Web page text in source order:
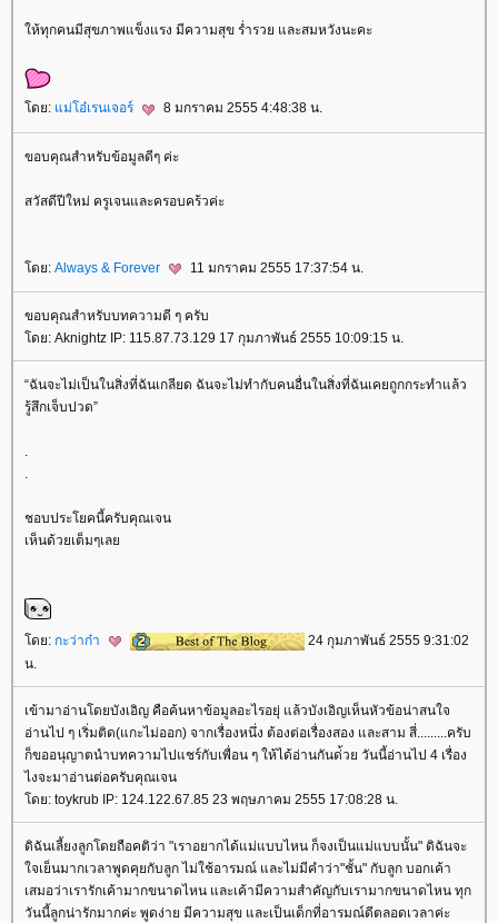
ห้ทุกคนมีสุขภาพแข็งแรง มีความสุข ร่ำรวย และสมหวังนะคะ
ดย: ม่โอ๋เรนเจอร์ 8 มกราคม 2555 4:48:38 น.
ขอบคุณสำหรับข้อมูลดีๆ ค่ะ
สวัสดีปีใหม่ ครูเจนและครอบคร้วค่ะ
ดย: Always & Forever 11 มกราคม 2555 17:37:54 น.
ขอบคุณสำหรับบทความดี ๆ ครับ
ดย: Aknightz IP: 115.87.73.129 17 กุมภาพันธ์ 2555 10:09:15 น.
“ฉันจะไม่เป็นในสิ่งที่ฉันเกลียด ฉันจะไม่ทำกับคนอื่นในสิ่งที่ฉันเคยถูกกระทำแล้ว
รู้สึกเจ็บปวด”
.
.
ชอบประโยคนี้ครับคุณเจน
เห็นด้วยเต็มๆเล
ดย: กะว่าก๋า
24 กุมภาพันธ์ 2555 9:31:02
น.
เข้ามาอ่านโดยบังเอิญ คือค้นหาข้อมูลอะไรอยุ่ แล้วบังเอิญเห็นหัวข้อน่าสนใจ
อ่านไป ๆ เริ่มติด(แกะไม่ออก) จากเรื่องหนึ่ง ต้องต่อเรื่องสอง และสาม สี่.........ครับ
ก็ขออนุญาตนำบทความไปแชร์กับเพื่อน ๆ ให้ได้อ่านกันด่้วย วันนี้อ่านไป 4 เรื่อง
ไงจะมาอ่านต่อครับคุณเจน
ดย: toykrub IP: 124.122.67.85 23 พฤษภาคม 2555 17:08:28 น.
ดิฉันเลี้ยงลูกโดยถือคติว่า "เราอยากได้แม่แบบไหน ก็จงเป็นแม่แบบนั้น" ดิฉันจะ
จเย็นมากเวลาพูดคุยกับลูก ไม่ใช้อารมณ์ และไม่มีคำว่า"ชั้น" กับลูก บอกเค้า
เสมอว่าเรารักเค้ามากขนาดไหน และเค้ามีความสำคัญกับเรามากขนาดไหน ทุก
วันนี้ลูกน่ารักมากค่ะ พูดง่าย มีความสุข และเป็นเด็กที่อารมณ์ดีตลอดเวลาค่ะ